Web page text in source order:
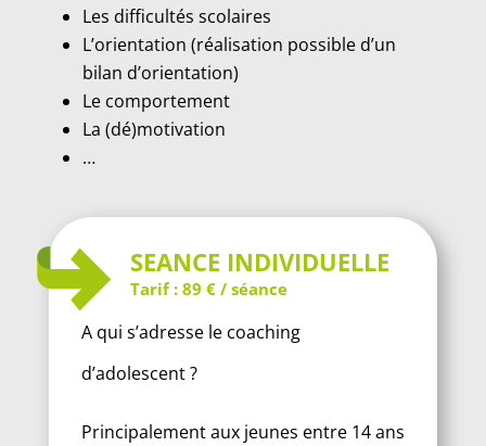
Les difficultés scolaires
L’orientation (réalisation possible d’un
bilan d’orientation)
Le comportement
La (dé)motivation
…
SEANCE INDIVIDUELLE
Tarif : 89 € / séance
A qui s’adresse le coaching
d’adolescent ?
Principalement aux jeunes entre 14 ans